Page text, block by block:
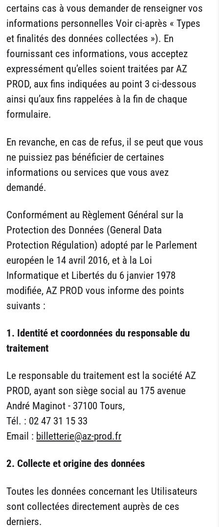
certains cas à vous demander de renseigner vos
informations personnelles Voir ci-après « Types
et finalités des données collectées »). En
fournissant ces informations, vous acceptez
expressément qu’elles soient traitées par AZ
PROD, aux fins indiquées au point 3 ci-dessous
ainsi qu’aux fins rappelées à la fin de chaque
formulaire.
En revanche, en cas de refus, il se peut que vous
ne puissiez pas bénéficier de certaines
informations ou services que vous avez
demandé.
Conformément au Règlement Général sur la
Protection des Données (General Data
Protection Régulation) adopté par le Parlement
européen le 14 avril 2016, et à la Loi
Informatique et Libertés du 6 janvier 1978
modifiée, AZ PROD vous informe des points
suivants :
1. Identité et coordonnées du responsable du
traitement
Le responsable du traitement est la société AZ
PROD, ayant son siège social au 175 avenue
André Maginot - 37100 Tours,
Tél. : 02 47 31 15 33
Email : billetterie@az-prod.fr
2. Collecte et origine des données
Toutes les données concernant les Utilisateurs
sont collectées directement auprès de ces
derniers.